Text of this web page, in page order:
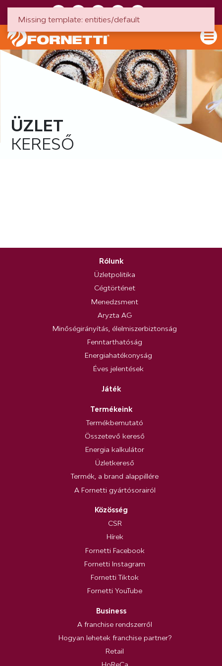
ÜZLET
KERESŐ
Rólunk
Üzletpolitika
Cégtörténet
Menedzsment
Aryzta AG
Minőségirányítás, élelmiszerbiztonság
Fenntarthatóság
Energiahatékonyság
Éves jelentések
Játék
Termékeink
Termékbemutató
Összetevő kereső
Energia kalkulátor
Üzletkereső
Termék, a brand alappillére
A Fornetti gyártósorairól
Közösség
CSR
Hírek
Fornetti Facebook
Fornetti Instagram
Fornetti Tiktok
Fornetti YouTube
Business
A franchise rendszerről
Hogyan lehetek franchise partner?
Retail
Missing template: entities/default